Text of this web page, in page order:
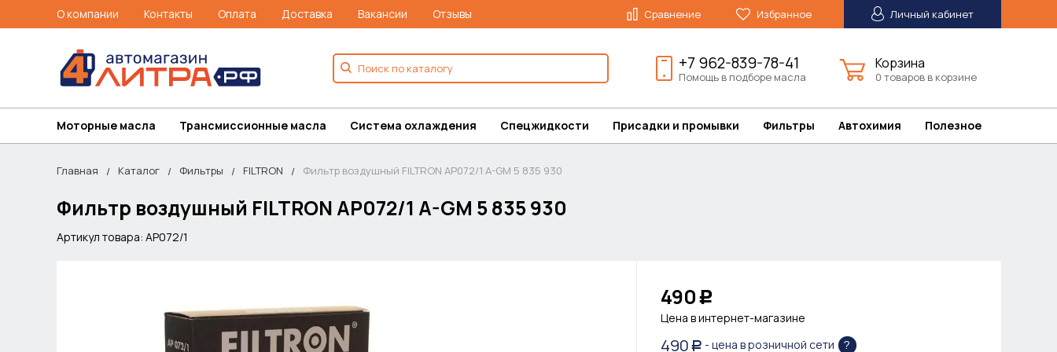
О компании Контакты Оплата Доставка Вакансии Отзывы Сравнение Избранное Личный кабинет
+7 962-839-78-41
Помощь в подборе масла
Корзина
0 товаров в корзине
Моторные масла Трансмиссионные масла Система охлаждения Спецжидкости Присадки и промывки Фильтры Автохимия Полезное
Главная Каталог Фильтры FILTRON Фильтр воздушный FILTRON AP072/1 A-GM 5 835 930
Фильтр воздушный FILTRON AP072/1 A-GM 5 835 930
Артикул товара: AP072/1
490 Р
Цена в интернет-магазине
490 Р - цена в розничной сети ?